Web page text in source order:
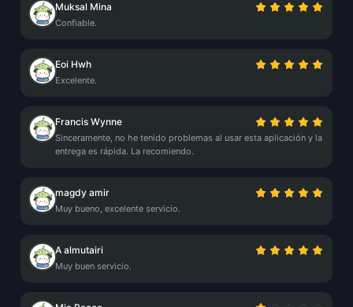
Muksal Mina
Confiable.
Eoi Hwh
Excelente.
Francis Wynne
Sinceramente, no he tenido problemas al usar esta aplicación y la
entrega es rápida. La recomiendo.
magdy amir
Muy bueno, excelente servicio.
A almutairi
Muy buen servicio.